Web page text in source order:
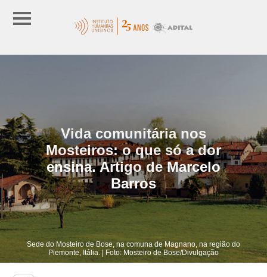
Vida comunitária nos
Mosteiros: o que só a dor
ensina. Artigo de Marcelo
Barros
Sede do Mosteiro de Bose, na comuna de Magnano, na região do
Piemonte, Itália. | Foto: Mosteiro de Bose/Divulgação